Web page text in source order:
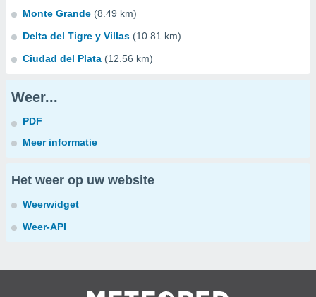
Monte Grande (8.49 km)
Delta del Tigre y Villas (10.81 km)
Ciudad del Plata (12.56 km)
Weer...
PDF
Meer informatie
Het weer op uw website
Weerwidget
Weer-API